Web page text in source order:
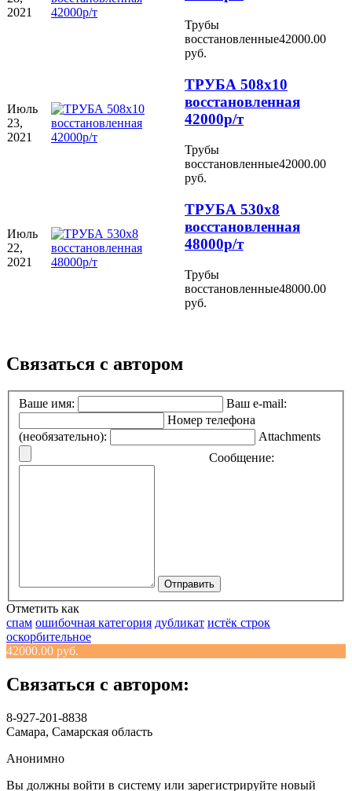
2021
Трубы
восстановленные42000.00
руб.
Июль
23,
2021
ТРУБА 508х10
восстановленная
42000р/т
Трубы
восстановленные42000.00
руб.
Июль
22,
2021
ТРУБА 530х8
восстановленная
48000р/т
Трубы
восстановленные48000.00
руб.
Связаться с автором
Ваше имя:
Ваш e-mail:
Номер телефона
(необязательно):
Attachments
Сообщение:
Отправить
Отметить как
спам ошибочная категория дубликат истёк строк
оскорбительное
42000.00 руб.
Связаться с автором:
8-927-201-8838
Самара, Самарская область
Анонимно
Вы должны войти в систему или зарегистрируйте новый